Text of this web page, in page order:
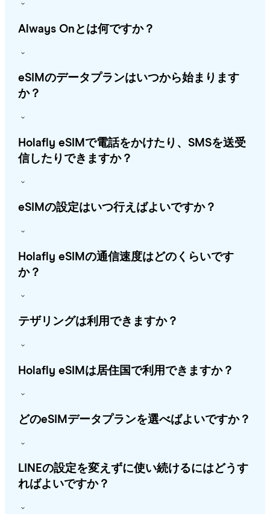
Always Onとは何ですか？
eSIMのデータプランはいつから始まります
か？
Holafly eSIMで電話をかけたり、SMSを送受
信したりできますか？
eSIMの設定はいつ行えばよいですか？
Holafly eSIMの通信速度はどのくらいです
か？
テザリングは利用できますか？
Holafly eSIMは居住国で利用できますか？
どのeSIMデータプランを選べばよいですか？
LINEの設定を変えずに使い続けるにはどうす
ればよいですか？